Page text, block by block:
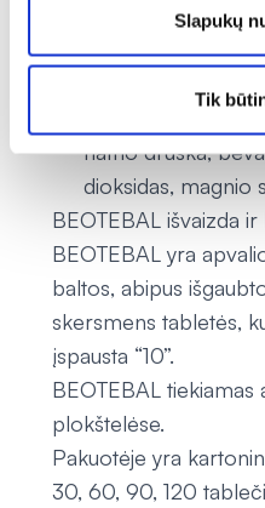
Slapukų
Tik
tabletėje yra 10
Pagalbinės
(E460),
natrio druska,
dioksidas, magnio
BEOTEBAL išvaizda
BEOTEBAL yra
baltos, abipus
skersmens tabletės,
įspausta “10”.
BEOTEBAL
plokštelėse.
Pakuotėje yra
30, 60, 90, 120